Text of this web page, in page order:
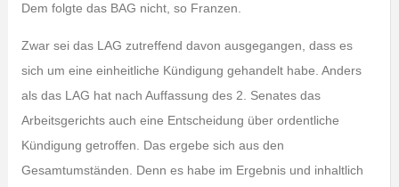
Dem folgte das BAG nicht, so Franzen.
Zwar sei das LAG zutreffend davon ausgegangen, dass es
sich um eine einheitliche Kündigung gehandelt habe. Anders
als das LAG hat nach Auffassung des 2. Senates das
Arbeitsgerichts auch eine Entscheidung über ordentliche
Kündigung getroffen. Das ergebe sich aus den
Gesamtumständen. Denn es habe im Ergebnis und inhaltlich